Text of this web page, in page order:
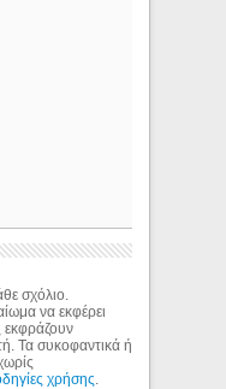
σχόλιο.
να εκφέρει
εκφράζουν
Τα συκοφαντικά ή
χρήσης